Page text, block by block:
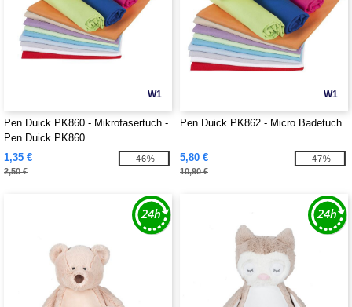
W1
Pen Duick PK860 - Mikrofasertuch -
Pen Duick PK860
1,35 €
2,50 €
-46%
W1
Pen Duick PK862 - Micro Badetuch
5,80 €
10,90 €
-47%